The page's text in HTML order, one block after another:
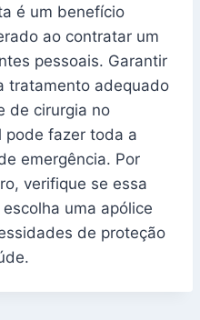
é um benefício
ao contratar um
pessoais. Garantir
tratamento adequado
de cirurgia no
pode fazer toda a
emergência. Por
verifique se essa
uma apólice
de proteção